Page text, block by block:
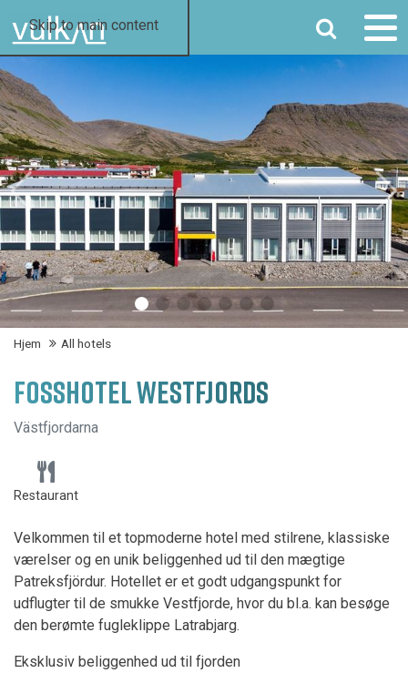
Skip to main content SØG
Hjem All hotels
FOSSHOTEL WESTFJORDS
Västfjordarna
Restaurant
Velkommen til et topmoderne hotel med stilrene, klassiske
værelser og en unik beliggenhed ud til den mægtige
Patreksfjördur. Hotellet er et godt udgangspunkt for
udflugter til de smukke Vestfjorde, hvor du bl.a. kan besøge
den berømte fugleklippe Latrabjarg.
Eksklusiv beliggenhed ud til fjorden